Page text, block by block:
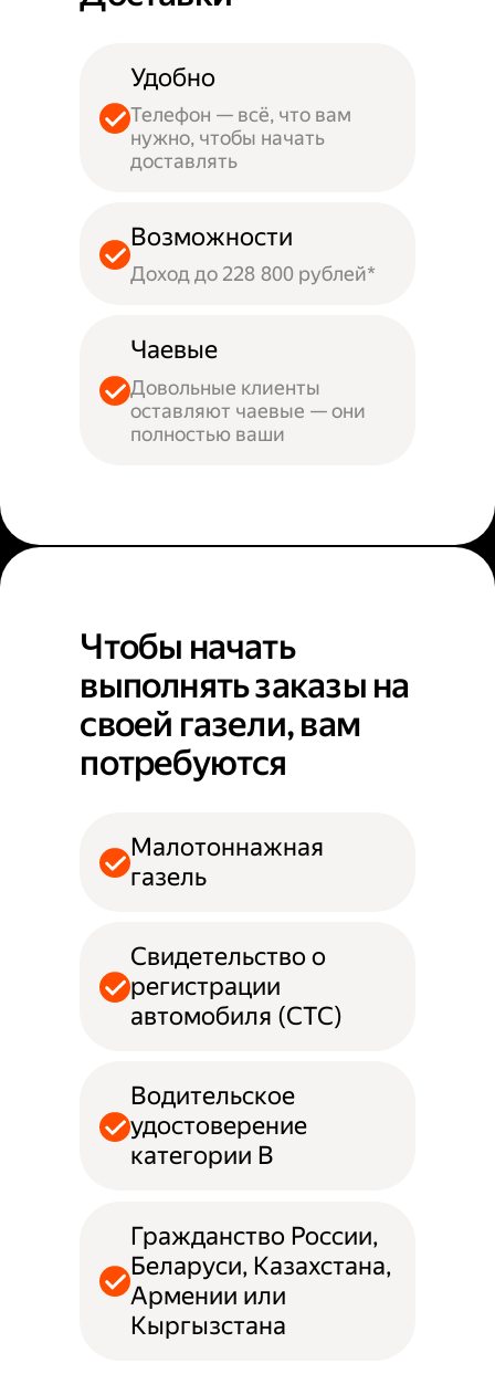
Удобно
Телефон — всё, что вам
нужно, чтобы начать
доставлять
Возможности
Доход до 228 800 рублей*
Чаевые
Довольные клиенты
оставляют чаевые — они
полностью ваши
Чтобы начать
выполнять заказы на
своей газели, вам
потребуются
Малотоннажная
газель
Свидетельство о
регистрации
автомобиля (СТС)
Водительское
удостоверение
категории B
Гражданство России,
Беларуси, Казахстана,
Армении или
Кыргызстана